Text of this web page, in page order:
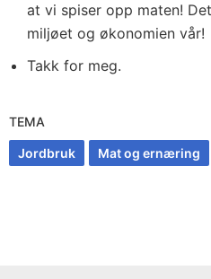
at vi spiser opp maten!
miljøet og økonomien vår!
Takk for meg.
TEMA
Jordbruk Mat og ernæring